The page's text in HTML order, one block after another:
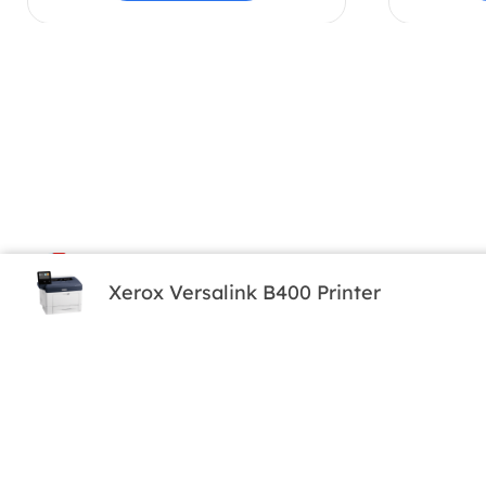
Xerox Versalink B400 Printer